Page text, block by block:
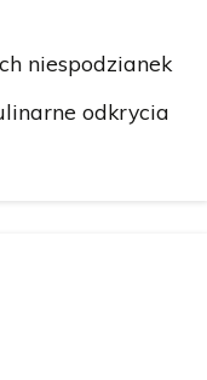
niespodzianek
odkrycia